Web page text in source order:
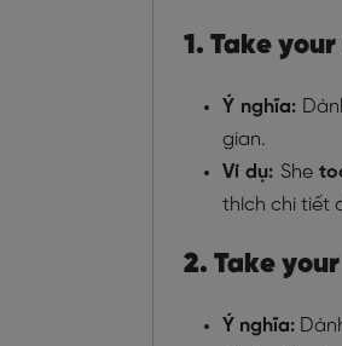
1. Take
Ý nghĩa:
gian.
Ví dụ: She
thích chi tiết
2. Take
Ý nghĩa: